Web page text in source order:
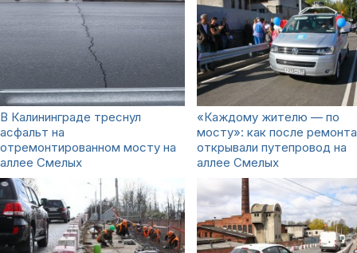
В Калининграде треснул
асфальт на
отремонтированном мосту на
аллее Смелых
«Каждому жителю — по
мосту»: как после ремонта
открывали путепровод на
аллее Смелых